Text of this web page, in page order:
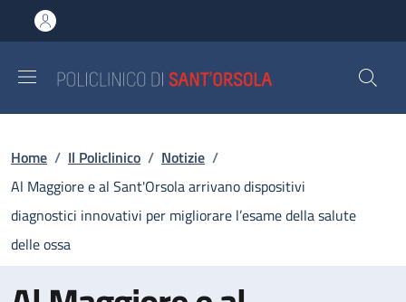
al contenuto principale
to footer content
Briciole di pane
Home / Il Policlinico / Notizie /
Al Maggiore e al Sant'Orsola arrivano dispositivi
diagnostici innovativi per migliorare l’esame della salute
delle ossa